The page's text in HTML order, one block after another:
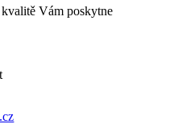
Vám poskytne